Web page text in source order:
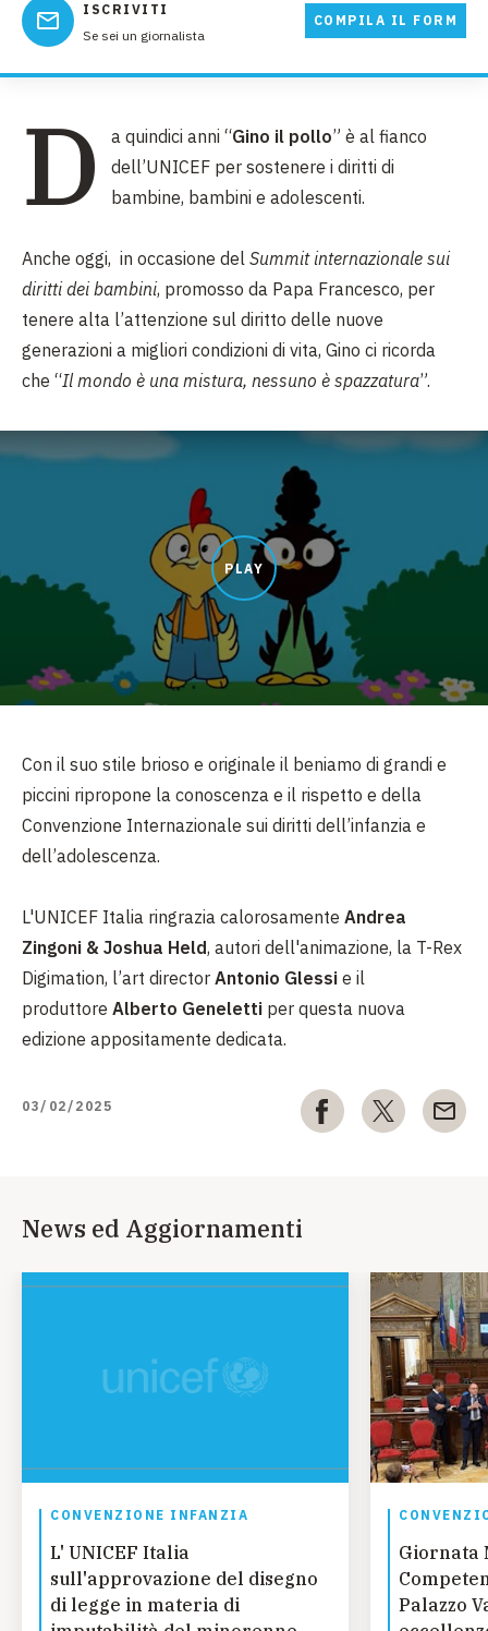
ISCRIVITI
Se sei un giornalista
COMPILA IL FORM
D a quindici anni “Gino il pollo” è al fianco
dell’UNICEF per sostenere i diritti di
bambine, bambini e adolescenti.
Anche oggi, in occasione del Summit internazionale sui
diritti dei bambini, promosso da Papa Francesco, per
tenere alta l’attenzione sul diritto delle nuove
generazioni a migliori condizioni di vita, Gino ci ricorda
che “Il mondo è una mistura, nessuno è spazzatura”.
PLAY
Con il suo stile brioso e originale il beniamo di grandi e
piccini ripropone la conoscenza e il rispetto e della
Convenzione Internazionale sui diritti dell’infanzia e
dell’adolescenza.
L'UNICEF Italia ringrazia calorosamente Andrea
Zingoni & Joshua Held, autori dell'animazione, la T-Rex
Digimation, l’art director Antonio Glessi e il
produttore Alberto Geneletti per questa nuova
edizione appositamente dedicata.
03/02/2025
News ed Aggiornamenti
CONVENZIONE INFANZIA
L' UNICEF Italia
sull'approvazione del disegno
di legge in materia di
Giornata
Palazzo